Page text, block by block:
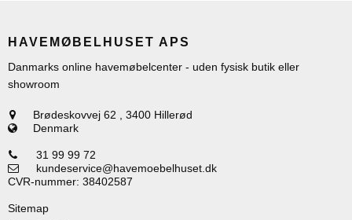
HAVEMØBELHUSET APS
Danmarks online havemøbelcenter - uden fysisk butik eller
showroom
Brødeskovvej 62 , 3400 Hillerød
Denmark
31 99 99 72
kundeservice@havemoebelhuset.dk
CVR-nummer: 38402587
Sitemap